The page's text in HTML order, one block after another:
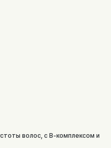
волос, с В-комплексом и